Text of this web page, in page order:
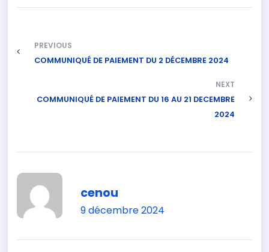
PREVIOUS
COMMUNIQUÉ DE PAIEMENT DU 2 DÉCEMBRE 2024
NEXT
COMMUNIQUÉ DE PAIEMENT DU 16 AU 21 DECEMBRE
2024
cenou
9 décembre 2024